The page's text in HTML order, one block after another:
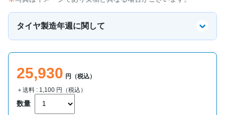
タイヤ製造年週に関して
25,930 円（税込）
＋送料 : 1,100 円（税込）
数量